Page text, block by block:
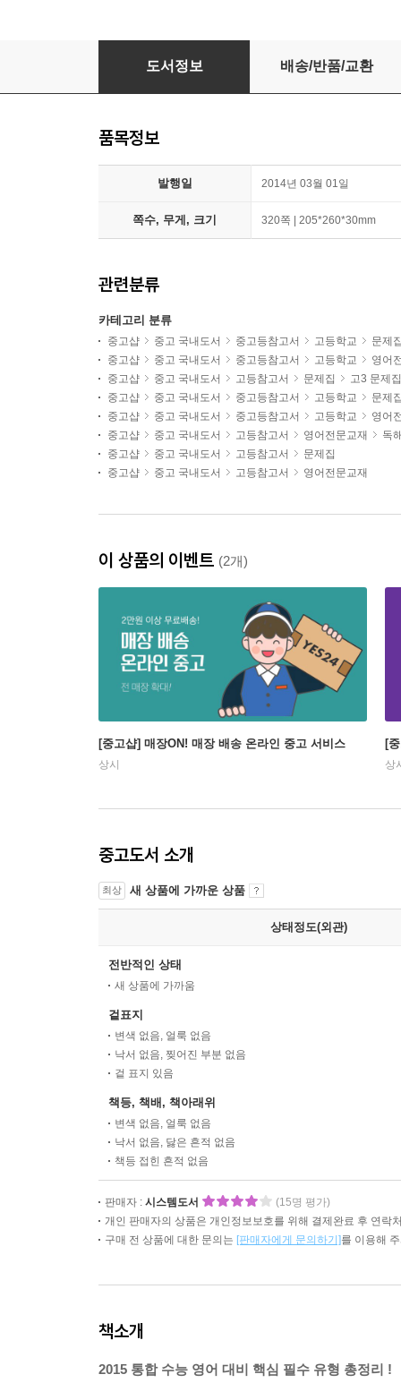
Concept 유형독해 - 2015 수능영어 완벽대비,
도서정보 배송/반품/교환
품목정보
발행일 2014년 03월 01일
쪽수, 무게, 크기 320쪽 | 205*260*30mm
관련분류
카테고리 분류
중고샵 중고 국내도서 중고등참고서 고등학교
문제
중고샵
중고 국내도서 중고등참고서 고등학교
영어
중고샵
중고 국내도서 고등참고서 문제집
고3 문제집
중고샵
중고 국내도서 중고등참고서 고등학교
문제
중고샵
중고 국내도서 중고등참고서 고등학교
영어
중고샵
중고 국내도서 고등참고서 영어전문교재
독
중고샵
중고 국내도서 고등참고서
문제집
중고샵
중고 국내도서 고등참고서 영어전문교재
이 상품의 이벤트 (2개)
[중고샵] 매장ON! 매장 배송 온라인 중고 서비스
상시
[
상
중고도서 소개
최상 새 상품에 가까운 상품
상태정도(외관)
전반적인 상태
새 상품에 가까움
겉표지
변색 없음, 얼룩 없음
낙서 없음, 찢어진 부분 없음
겉 표지 있음
책등, 책배, 책아래위
변색 없음, 얼룩 없음
낙서 없음, 닳은 흔적 없음
책등 접힌 흔적 없음
판매자 : 시스템도서
(15명 평가)
개인 판매자의 상품은 개인정보보호를 위해 결제완료 후 연락
구매 전 상품에 대한 문의는 [판매자에게 문의하기]를 이용해
책소개
2015 통합 수능 영어 대비 핵심 필수 유형 총정리 !